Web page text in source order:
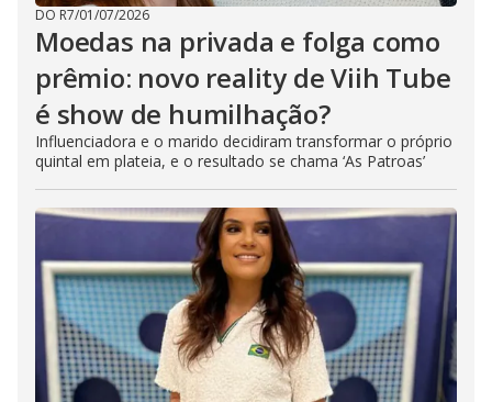
DO R7/01/07/2026
Moedas na privada e folga como
prêmio: novo reality de Viih Tube
é show de humilhação?
Influenciadora e o marido decidiram transformar o próprio
quintal em plateia, e o resultado se chama ‘As Patroas’